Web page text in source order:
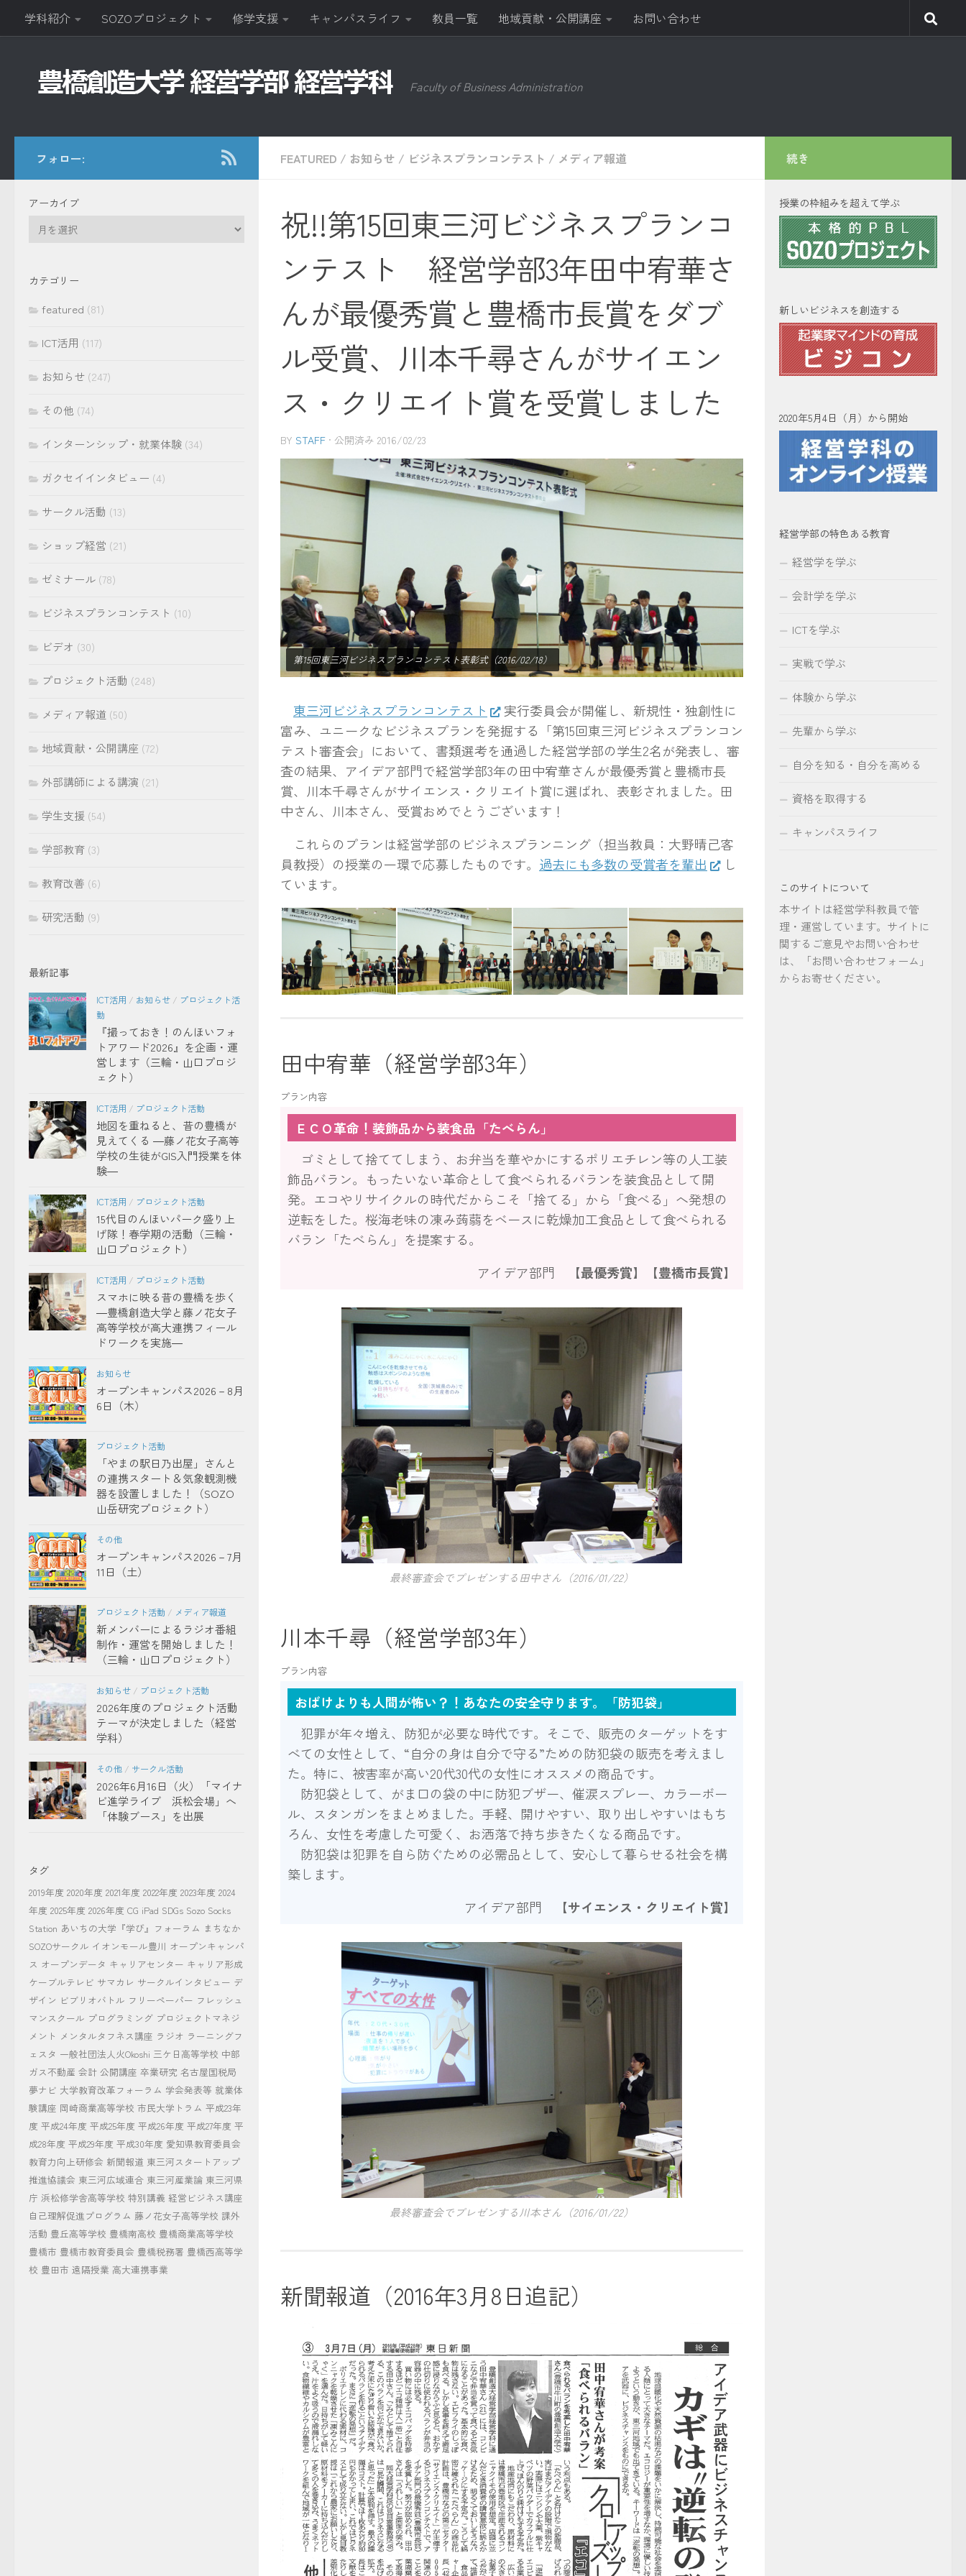
コンテンツへスキップ
学科紹介 SOZOプロジェクト 修学支援 キャンパスライフ 教員一覧 地域貢献・公開講座 お問い合わせ
Faculty of Business Administration
FEATURED / お知らせ / ビジネスプランコンテスト / メディア報道
祝!!第15回東三河ビジネスプランコ
ンテスト 経営学部3年田中宥華さ
んが最優秀賞と豊橋市長賞をダブ
ル受賞、川本千尋さんがサイエン
ス・クリエイト賞を受賞しました
BY STAFF · 公開済み 2016/02/23
第15回東三河ビジネスプランコンテスト表彰式（2016/02/18）
東三河ビジネスプランコンテスト
実行委員会が開催し、新規性・独創性に
富み、ユニークなビジネスプランを発掘する「第15回東三河ビジネスプランコン
テスト審査会」において、書類選考を通過した経営学部の学生2名が発表し、審
査の結果、アイデア部門で経営学部3年の田中宥華さんが最優秀賞と豊橋市長
賞、川本千尋さんがサイエンス・クリエイト賞に選ばれ、表彰されました。田
中さん、川本さん、受賞おめでとうございます！
これらのプランは経営学部のビジネスプランニング（担当教員：大野晴己客
員教授）の授業の一環で応募したものです。 過去にも多数の受賞者を輩出
し
ています。
田中宥華（経営学部3年）
プラン内容
ＥＣＯ革命！装飾品から装食品「たべらん」
ゴミとして捨ててしまう、お弁当を華やかにするポリエチレン等の人工装
飾品バラン。もったいない革命として食べられるバランを装食品として開
発。エコやリサイクルの時代だからこそ「捨てる」から「食べる」へ発想の
逆転をした。桜海老味の凍み蒟蒻をベースに乾燥加工食品として食べられる
バラン「たべらん」を提案する。
アイデア部門
【最優秀賞】 【豊橋市長賞】
最終審査会でプレゼンする田中さん（2016/01/22）
川本千尋（経営学部3年）
プラン内容
おばけよりも人間が怖い？！あなたの安全守ります。「防犯袋」
犯罪が年々増え、防犯が必要な時代です。そこで、販売のターゲットをす
べての女性として、“自分の身は自分で守る”ための防犯袋の販売を考えまし
た。特に、被害率が高い20代30代の女性にオススメの商品です。
防犯袋として、がま口の袋の中に防犯ブザー、催涙スプレー、カラーボー
ル、スタンガンをまとめました。手軽、開けやすい、取り出しやすいはもち
ろん、女性を考慮した可愛く、お洒落で持ち歩きたくなる商品です。
防犯袋は犯罪を自ら防ぐための必需品として、安心して暮らせる社会を構
築します。
アイデア部門
【サイエンス・クリエイト賞】
最終審査会でプレゼンする川本さん（2016/01/22）
新聞報道（2016年3月8日追記）
フォロー:
アーカイブ
イ
カテゴリー
featured (81)
ICT活用 (117)
お知らせ (247)
その他 (74)
インターンシップ・就業体験 (34)
ガクセイインタビュー (4)
サークル活動 (13)
ショップ経営 (21)
ゼミナール (78)
ビジネスプランコンテスト (10)
ビデオ (30)
プロジェクト活動 (248)
メディア報道 (50)
地域貢献・公開講座 (72)
外部講師による講演 (21)
学生支援 (54)
学部教育 (3)
教育改善 (6)
研究活動 (9)
最新記事
ICT活用 / お知らせ / プロジェクト活
動
『撮っておき！のんほいフォ
トアワード2026』を企画・運
営します（三輪・山口プロジ
ェクト）
ICT活用 / プロジェクト活動
地図を重ねると、昔の豊橋が
見えてくる ―藤ノ花女子高等
学校の生徒がGIS入門授業を体
験―
ICT活用 / プロジェクト活動
15代目のんほいパーク盛り上
げ隊！春学期の活動（三輪・
山口プロジェクト）
ICT活用 / プロジェクト活動
スマホに映る昔の豊橋を歩く
―豊橋創造大学と藤ノ花女子
高等学校が高大連携フィール
ドワークを実施―
お知らせ
オープンキャンパス2026－8月
6日（木）
プロジェクト活動
「やまの駅日乃出屋」さんと
の連携スタート＆気象観測機
器を設置しました！（SOZO
山岳研究プロジェクト）
その他
オープンキャンパス2026－7月
11日（土）
プロジェクト活動 / メディア報道
新メンバーによるラジオ番組
制作・運営を開始しました！
（三輪・山口プロジェクト）
お知らせ / プロジェクト活動
2026年度のプロジェクト活動
テーマが決定しました（経営
学科）
その他 / サークル活動
2026年6月16日（火）「マイナ
ビ進学ライブ 浜松会場」へ
「体験ブース」を出展
タグ
2019年度 2020年度 2021年度 2022年度 2023年度 2024
年度 2025年度 2026年度 CG iPad SDGs Sozo Socks
Station あいちの大学『学び』フォーラム まちなか
SOZOサークル イオンモール豊川 オープンキャンパ
ス オープンデータ キャリアセンター キャリア形成
ケーブルテレビ サマカレ サークルインタビュー デ
ザイン ビブリオバトル フリーペーパー フレッシュ
マンスクール プログラミング プロジェクトマネジ
メント メンタルタフネス講座 ラジオ ラーニングフ
ェスタ 一般社団法人火Okoshi 三ケ日高等学校 中部
ガス不動産 会計 公開講座 卒業研究 名古屋国税局
夢ナビ 大学教育改革フォーラム 学会発表等 就業体
験講座 岡崎商業高等学校 市民大学トラム 平成23年
度 平成24年度 平成25年度 平成26年度 平成27年度 平
成28年度 平成29年度 平成30年度 愛知県教育委員会
教育力向上研修会 新聞報道 東三河スタートアップ
推進協議会 東三河広域連合 東三河産業論 東三河県
庁 浜松修学舎高等学校 特別講義 経営ビジネス講座
自己理解促進プログラム 藤ノ花女子高等学校 課外
活動 豊丘高等学校 豊橋南高校 豊橋商業高等学校
豊橋市 豊橋市教育委員会 豊橋税務署 豊橋西高等学
校 豊田市 遠隔授業 高大連携事業
続き
授業の枠組みを超えて学ぶ
新しいビジネスを創造する
2020年5月4日（月）から開始
経営学部の特色ある教育
経営学を学ぶ
会計学を学ぶ
ICTを学ぶ
実戦で学ぶ
体験から学ぶ
先輩から学ぶ
自分を知る・自分を高める
資格を取得する
キャンパスライフ
このサイトについて
本サイトは経営学科教員で管
理・運営しています。サイトに
関するご意見やお問い合わせ
は、「お問い合わせフォーム」
からお寄せください。